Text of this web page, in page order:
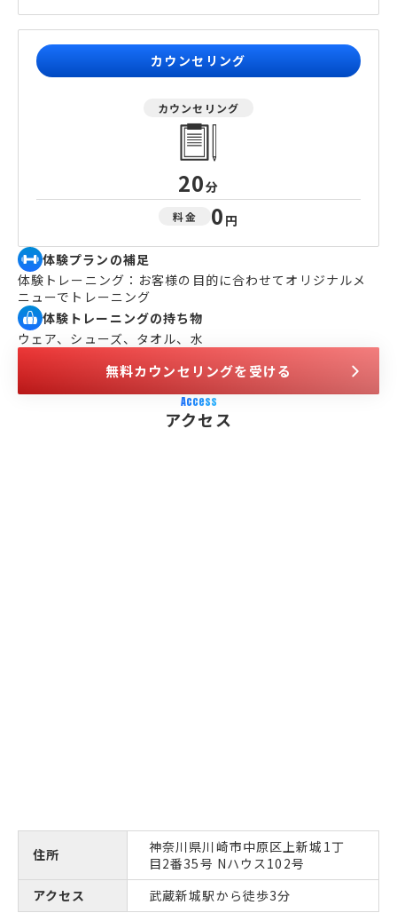
カウンセリング
カウンセリング
20分
料金 0 円
体験プランの補足
体験トレーニング：お客様の目的に合わせてオリジナルメ
ニューでトレーニング
体験トレーニングの持ち物
ウェア、シューズ、タオル、水
無料カウンセリングを受ける
Access
アクセス
住所
神奈川県川崎市中原区上新城1丁
目2番35号 Nハウス102号
アクセス
武蔵新城駅から徒歩3分